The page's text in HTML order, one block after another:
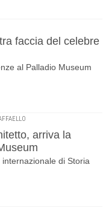
faccia del celebre
al Palladio Museum
arriva la
di Storia